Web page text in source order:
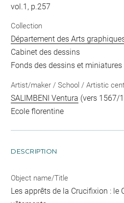
vol.1, p.257
Collection
Département des Arts
Cabinet des dessins
Fonds des dessins et miniatures
Artist/maker / School / Artistic
SALIMBENI Ventura (vers 1567/
Ecole florentine
DESCRIPTION
Object name/Title
Les apprêts de la Crucifixion : le